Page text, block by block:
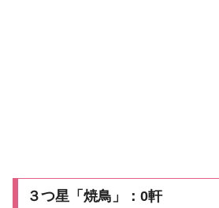
３つ星「焼鳥」：0軒